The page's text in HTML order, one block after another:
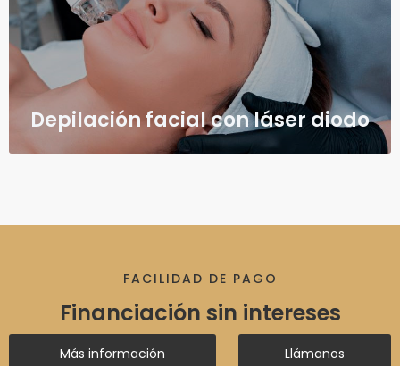
Depilación facial con láser diodo
FACILIDAD DE PAGO
Financiación sin intereses
Más información Llámanos